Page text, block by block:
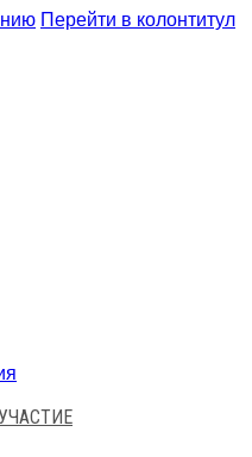
Перейти в колонтитул